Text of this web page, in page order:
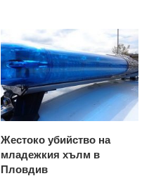
Жестоко убийство на
младежкия хълм в
Пловдив